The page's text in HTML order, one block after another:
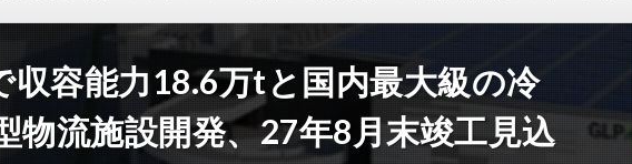
収容能力18.6万tと国内最大級の冷
物流施設開発、27年8月末竣工見込